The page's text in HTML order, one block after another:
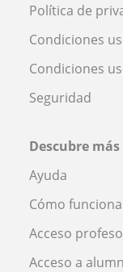
Política de
Condiciones
Condiciones
Seguridad
Descubre más
Ayuda
Cómo funciona
Acceso
Acceso a